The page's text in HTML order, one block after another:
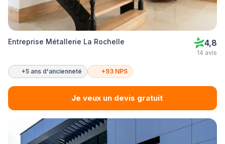
Entreprise Métallerie La Rochelle 4,8
14 avis
+5 ans d'ancienneté +93 NPS
Je veux un devis gratuit